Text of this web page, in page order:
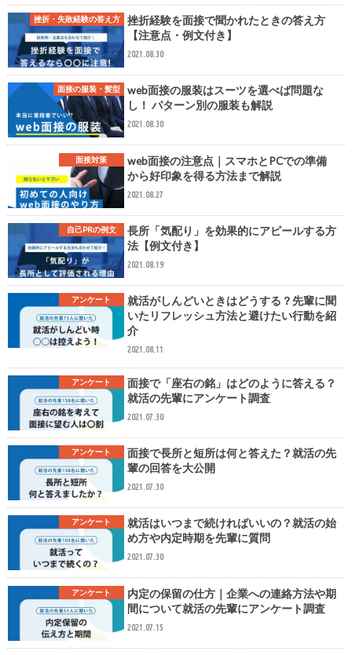
挫折・失敗経験の答え方
挫折経験を面接で聞かれたときの答え方
【注意点・例文付き】
2021.08.30
面接の服装・髪型
web面接の服装はスーツを選べば問題な
し！ パターン別の服装も解説
2021.08.30
面接対策
web面接の注意点｜スマホとPCでの準備
から好印象を得る方法まで解説
2021.08.27
自己PRの例文
長所「気配り」を効果的にアピールする方
法【例文付き】
2021.08.19
アンケート
就活がしんどいときはどうする？先輩に聞
いたリフレッシュ方法と避けたい行動を紹
介
2021.08.11
アンケート
面接で「座右の銘」はどのように答える？
就活の先輩にアンケート調査
2021.07.30
アンケート
面接で長所と短所は何と答えた？就活の先
輩の回答を大公開
2021.07.30
アンケート
就活はいつまで続ければいいの？就活の始
め方や内定時期を先輩に質問
2021.07.30
アンケート
内定の保留の仕方｜企業への連絡方法や期
間について就活の先輩にアンケート調査
2021.07.15